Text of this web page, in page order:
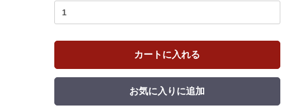
カートに入れる
お気に入りに追加